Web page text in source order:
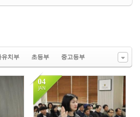
유치부 초등부 중고등부
04
JAN
776